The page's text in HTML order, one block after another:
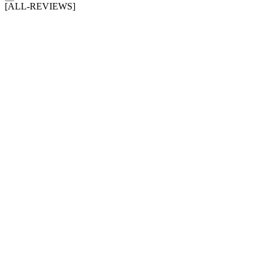
[ALL-REVIEWS]